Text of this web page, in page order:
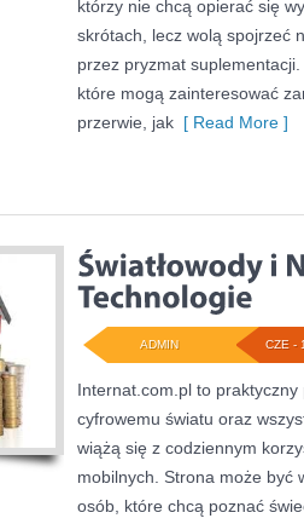
którzy nie chcą opierać się
skrótach, lecz wolą spojrzeć
przez pryzmat
które mogą zainteresować
przerwie, jak [ Read More ]
CZE -
ADMIN
Internat.com.pl to
cyfrowemu światu oraz
wiążą się z codziennym
mobilnych. Strona może być
osób, które chcą poznać